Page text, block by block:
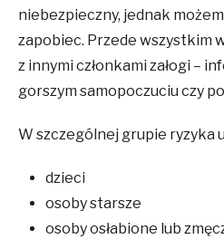
niebezpieczny, jednak
zapobiec. Przede wszystkim
z innymi członkami załogi –
gorszym samopoczuciu czy
W szczególnej grupie ryzyka
dzieci
osoby starsze
osoby osłabione lub